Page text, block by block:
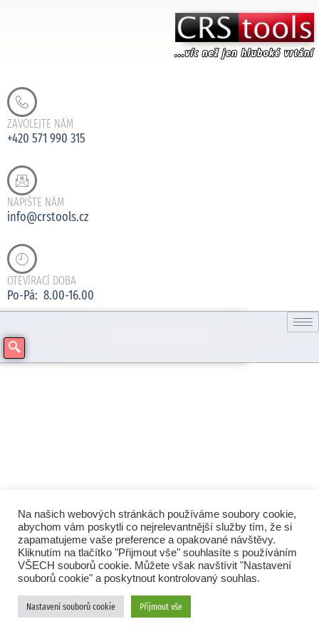
ZAVOLEJTE NÁM
+420 571 990 315
NAPIŠTE NÁM
info@crstools.cz
OTEVÍRACÍ DOBA
Po-Pá: 8.00-16.00
Na našich webových stránkách používáme soubory cookie,
abychom vám poskytli co nejrelevantnější služby tím, že si
zapamatujeme vaše preference a opakované návštěvy.
Kliknutím na tlačítko "Přijmout vše" souhlasíte s používáním
VŠECH souborů cookie. Můžete však navštívit "Nastavení
souborů cookie" a poskytnout kontrolovaný souhlas.
Nastavení souborů cookie Přijmout vše